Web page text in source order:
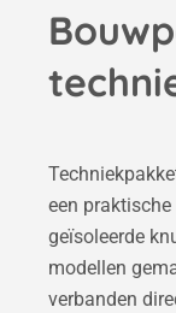
een
geïsoleerde
modellen
verbanden